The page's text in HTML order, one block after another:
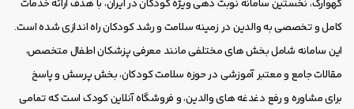
گهوارک، نخستین سامانه نوبت دهی ویژه کودکان در ایران، با هدف ارائه خدمات
کامل و تخصصی به والدین در زمینه سلامت و رشد کودکان راه اندازی شده است.
این سامانه شامل بخش های مختلفی مانند معرفی پزشکان اطفال متخصص،
مقالات جامع و معتبر آموزشی در حوزه سلامت کودکان، بخش پرسش و پاسخ
برای مشاوره و رفع دغدغه های والدین، و فروشگاه آنلاین کودک است که تمامی